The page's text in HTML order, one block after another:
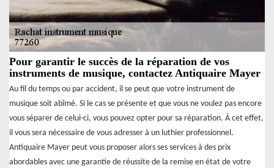
Pour garantir le succès de la réparation de vos
instruments de musique, contactez Antiquaire Mayer
Au fil du temps ou par accident, il se peut que votre instrument de
musique soit abîmé. Si le cas se présente et que vous ne voulez pas encore
vous séparer de celui-ci, vous pouvez opter pour sa réparation. À cet effet,
il vous sera nécessaire de vous adresser à un luthier professionnel.
Antiquaire Mayer peut vous proposer alors ses services à des prix
abordables avec une garantie de réussite de la remise en état de votre